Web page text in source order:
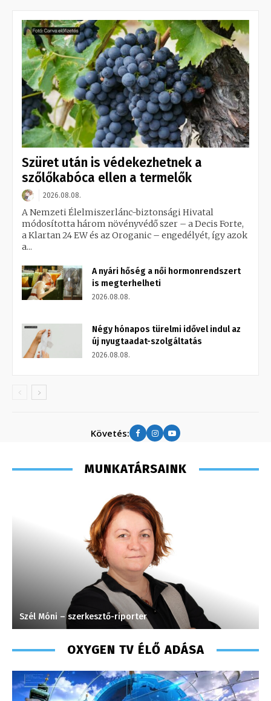
Szüret után is védekezhetnek a
szőlőkabóca ellen a termelők
2026.08.08.
A Nemzeti Élelmiszerlánc-biztonsági Hivatal
módosította három növényvédő szer – a Decis Forte,
a Klartan 24 EW és az Oroganic – engedélyét, így azok
a...
A nyári hőség a női hormonrendszert
is megterhelheti
2026.08.08.
Négy hónapos türelmi idővel indul az
új nyugtaadat-szolgáltatás
2026.08.08.
Követés:
MUNKATÁRSAINK
Szél Móni – szerkesztő-riporter
OXYGEN TV ÉLŐ ADÁSA